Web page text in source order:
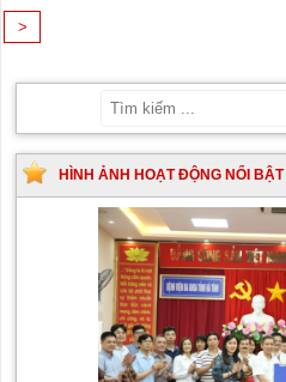
>
HÌNH ẢNH HOẠT ĐỘNG NỔI BẬT